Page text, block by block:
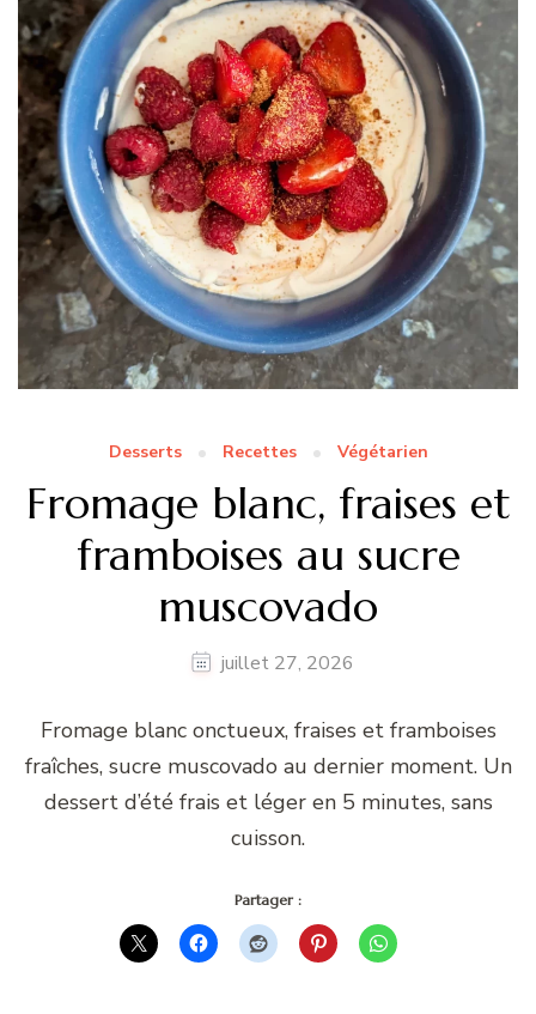
Desserts Recettes Végétarien
Fromage blanc, fraises et
framboises au sucre
muscovado
juillet 27, 2026
Fromage blanc onctueux, fraises et framboises
fraîches, sucre muscovado au dernier moment. Un
dessert d’été frais et léger en 5 minutes, sans
cuisson.
Partager :